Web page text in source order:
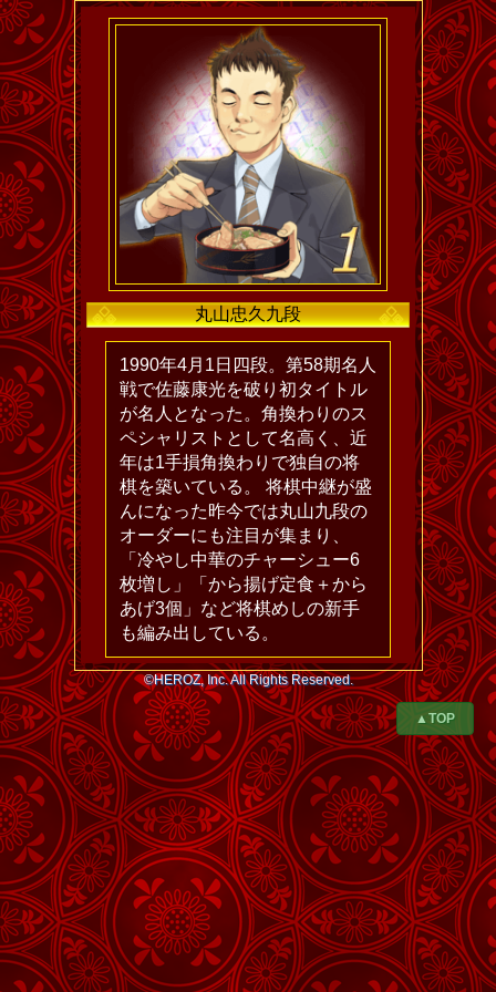
丸山忠久九段
1990年4月1日四段。第58期名人
戦で佐藤康光を破り初タイトル
が名人となった。角換わりのス
ペシャリストとして名高く、近
年は1手損角換わりで独自の将
棋を築いている。 将棋中継が盛
んになった昨今では丸山九段の
オーダーにも注目が集まり、
「冷やし中華のチャーシュー6
枚増し」「から揚げ定食＋から
あげ3個」など将棋めしの新手
も編み出している。
©HEROZ, Inc. All Rights Reserved.
▲TOP